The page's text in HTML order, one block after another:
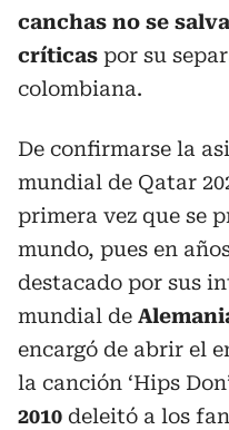
canchas no se
críticas por su
colombiana.
De confirmarse la
mundial de Qatar
primera vez que se
mundo, pues en
destacado por sus
mundial de
encargó de abrir el
la canción ‘Hips
2010 deleitó a los